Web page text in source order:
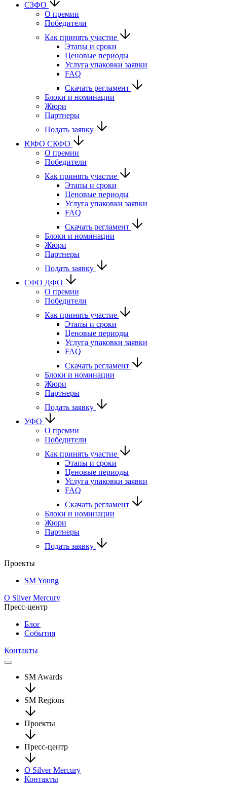
СЗФО
О премии
Победители
Как принять участие
Этапы и сроки
Ценовые периоды
Услуга упаковки заявки
FAQ
Скачать регламент
Блоки и номинации
Жюри
Партнеры
Подать заявку
ЮФО СКФО
О премии
Победители
Как принять участие
Этапы и сроки
Ценовые периоды
Услуга упаковки заявки
FAQ
Скачать регламент
Блоки и номинации
Жюри
Партнеры
Подать заявку
CФО ДФО
О премии
Победители
Как принять участие
Этапы и сроки
Ценовые периоды
Услуга упаковки заявки
FAQ
Скачать регламент
Блоки и номинации
Жюри
Партнеры
Подать заявку
УФО
О премии
Победители
Как принять участие
Этапы и сроки
Ценовые периоды
Услуга упаковки заявки
FAQ
Скачать регламент
Блоки и номинации
Жюри
Партнеры
Подать заявку
Проекты
SM Young
О Silver Mercury
Пресс-центр
Блог
События
Контакты
SM Awards
SM Regions
Проекты
Пресс-центр
О Silver Mercury
Контакты